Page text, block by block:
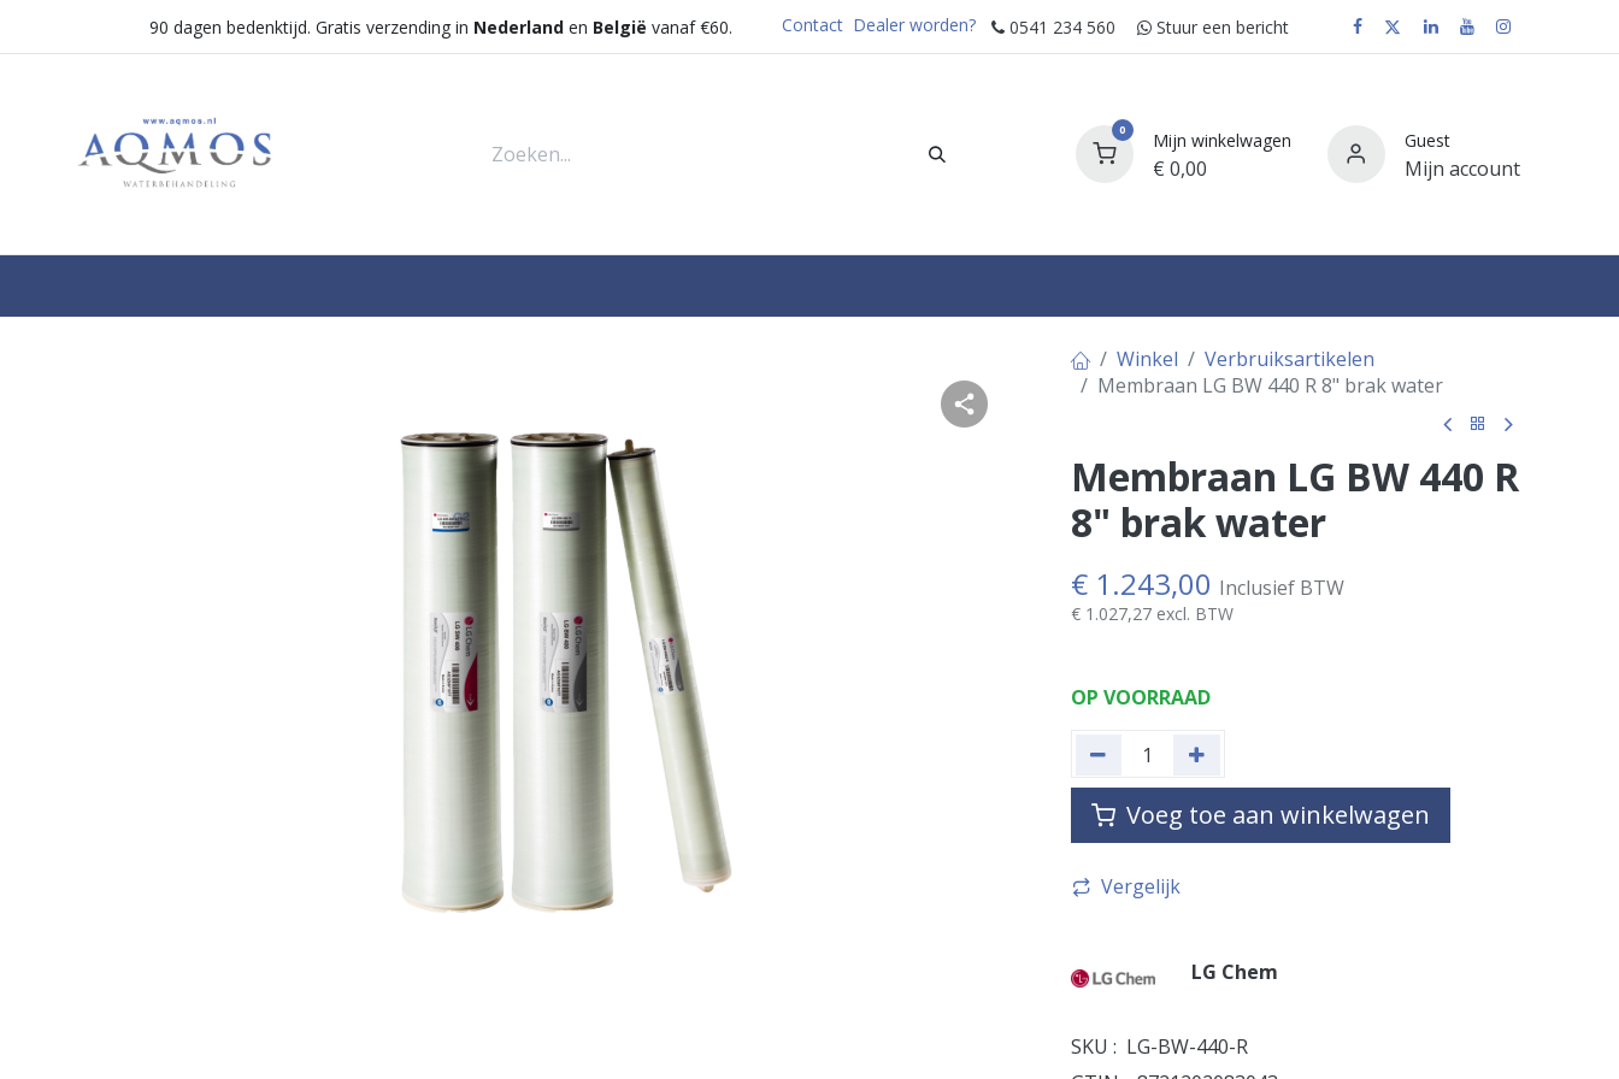
90 dagen bedenktijd. Gratis verzending in Nederlanden België vanaf €60. Contact Dealer worden? 0541 234 560 Stuur e​​​​en bericht
0 Mijn winkelwagen
€ 0,00
Guest
Mijn account
Winkel
Verbruiksartikelen
Membraan LG BW 440 R 8" brak water
Membraan LG BW 440 R
8" brak water
€ 1.243,00 Inclusief BTW
€ 1.027,27 excl. BTW
OP VOORRAAD
Voeg toe aan winkelwagen
Vergelijk
LG Chem
SKU : LG-BW-440-R